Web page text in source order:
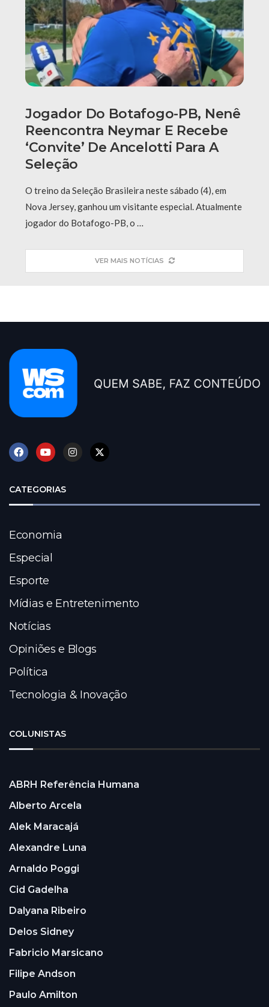
Jogador Do Botafogo-PB, Nenê
Reencontra Neymar E Recebe
‘convite’ De Ancelotti Para A
Seleção
O treino da Seleção Brasileira neste sábado (4), em
Nova Jersey, ganhou um visitante especial. Atualmente
jogador do Botafogo-PB, o …
VER MAIS NOTÍCIAS
CATEGORIAS
Economia
Especial
Esporte
Mídias e Entretenimento
Notícias
Opiniões e Blogs
Política
Tecnologia & Inovação
COLUNISTAS
ABRH Referência Humana
Alberto Arcela
Alek Maracajá
Alexandre Luna
Arnaldo Poggi
Cid Gadelha
Dalyana Ribeiro
Delos Sidney
Fabricio Marsicano
Filipe Andson
Paulo Amilton